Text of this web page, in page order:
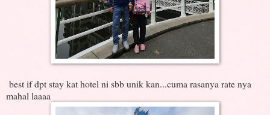
best if dpt stay kat hotel ni sbb unik kan...cuma rasanya rate nya
mahal laaaa